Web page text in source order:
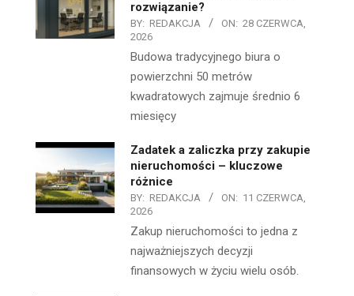
rozwiązanie?
BY: REDAKCJA ON: 28 CZERWCA,
2026
Budowa tradycyjnego biura o
powierzchni 50 metrów
kwadratowych zajmuje średnio 6
miesięcy
Zadatek a zaliczka przy zakupie
nieruchomości – kluczowe
różnice
BY: REDAKCJA ON: 11 CZERWCA,
2026
Zakup nieruchomości to jedna z
najważniejszych decyzji
finansowych w życiu wielu osób.